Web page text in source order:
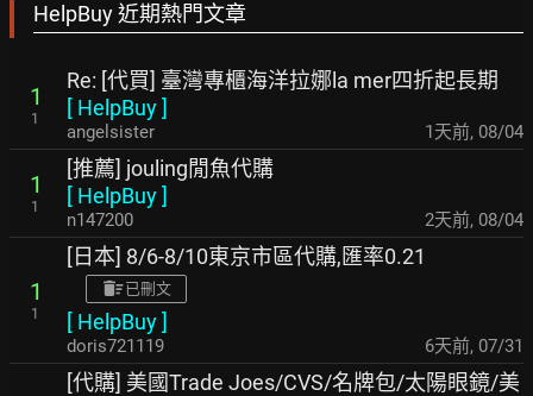
HelpBuy 近期熱門文章
1
1
Re: [代買] 臺灣專櫃海洋拉娜la mer四折起長期
[ HelpBuy]
angelsister 1天前, 08/04
1
1
[推薦] jouling閒魚代購
[ HelpBuy]
n147200 2天前, 08/04
1
1
[日本] 8/6-8/10東京市區代購,匯率0.21
已刪文
[ HelpBuy]
doris721119 6天前, 07/31
[代購] 美國Trade Joes/CVS/名牌包/太陽眼鏡/美